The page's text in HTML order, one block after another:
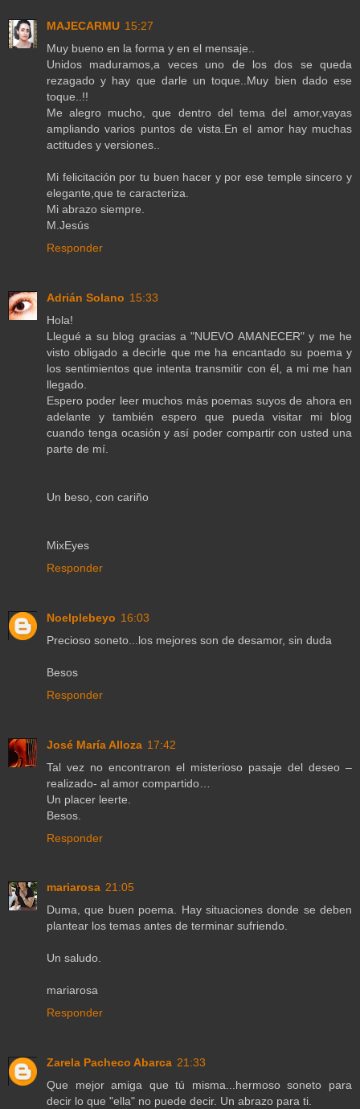
MAJECARMU 15:27
Muy bueno en la forma y en el mensaje..
Unidos maduramos,a veces uno de los dos se queda
rezagado y hay que darle un toque..Muy bien dado ese
toque..!!
Me alegro mucho, que dentro del tema del amor,vayas
ampliando varios puntos de vista.En el amor hay muchas
actitudes y versiones..
Mi felicitación por tu buen hacer y por ese temple sincero y
elegante,que te caracteriza.
Mi abrazo siempre.
M.Jesús
Responder
Adrián Solano 15:33
Hola!
Llegué a su blog gracias a "NUEVO AMANECER" y me he
visto obligado a decirle que me ha encantado su poema y
los sentimientos que intenta transmitir con él, a mi me han
llegado.
Espero poder leer muchos más poemas suyos de ahora en
adelante y también espero que pueda visitar mi blog
cuando tenga ocasión y así poder compartir con usted una
parte de mí.
Un beso, con cariño
MixEyes
Responder
Noelplebeyo 16:03
Precioso soneto...los mejores son de desamor, sin duda
Besos
Responder
José María Alloza 17:42
Tal vez no encontraron el misterioso pasaje del deseo –
realizado- al amor compartido…
Un placer leerte.
Besos.
Responder
mariarosa 21:05
Duma, que buen poema. Hay situaciones donde se deben
plantear los temas antes de terminar sufriendo.
Un saludo.
mariarosa
Responder
Zarela Pacheco Abarca 21:33
Que mejor amiga que tú misma...hermoso soneto para
decir lo que "ella" no puede decir. Un abrazo para ti.